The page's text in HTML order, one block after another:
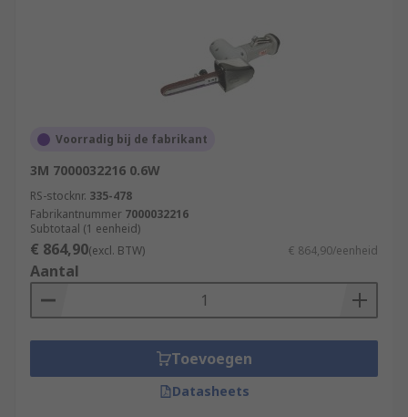
Voorradig bij de fabrikant
3M 7000032216 0.6W
RS-stocknr. 335-478
Fabrikantnummer 7000032216
Subtotaal (1 eenheid)
€ 864,90(excl. BTW) € 864,90/eenheid
Aantal
Toevoegen
Datasheets